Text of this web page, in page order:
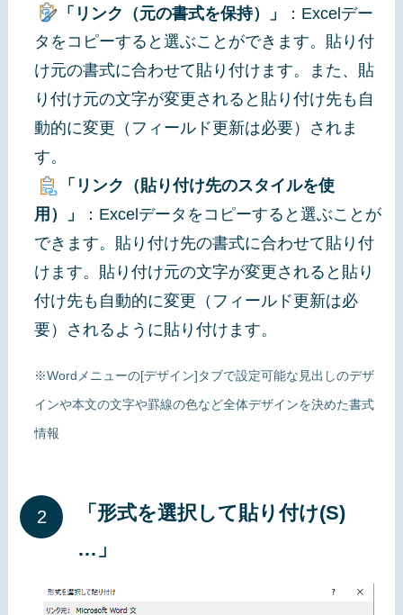
「リンク（元の書式を保持）」
：Excelデー
タをコピーすると選ぶことができます。貼り付
け元の書式に合わせて貼り付けます。また、貼
り付け元の文字が変更されると貼り付け先も自
動的に変更（フィールド更新は必要）されま
す。
「リンク（貼り付け先のスタイルを使
用）」
：Excelデータをコピーすると選ぶことが
できます。貼り付け先の書式に合わせて貼り付
けます。貼り付け元の文字が変更されると貼り
付け先も自動的に変更（フィールド更新は必
要）されるように貼り付けます。
※Wordメニューの[デザイン]タブで設定可能な見出しのデザ
インや本文の文字や罫線の色など全体デザインを決めた書式
情報
「形式を選択して貼り付け(S)
…」